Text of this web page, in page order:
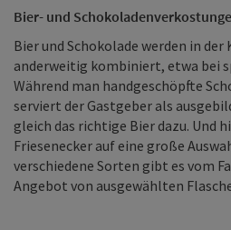
Bier- und
Bier und Schokolade werden in
anderweitig kombiniert, etwa bei
Während man handgeschöpfte
serviert der Gastgeber als
gleich das richtige Bier dazu. Und
Friesenecker auf eine große
verschiedene Sorten gibt es vom
Angebot von ausgewählten